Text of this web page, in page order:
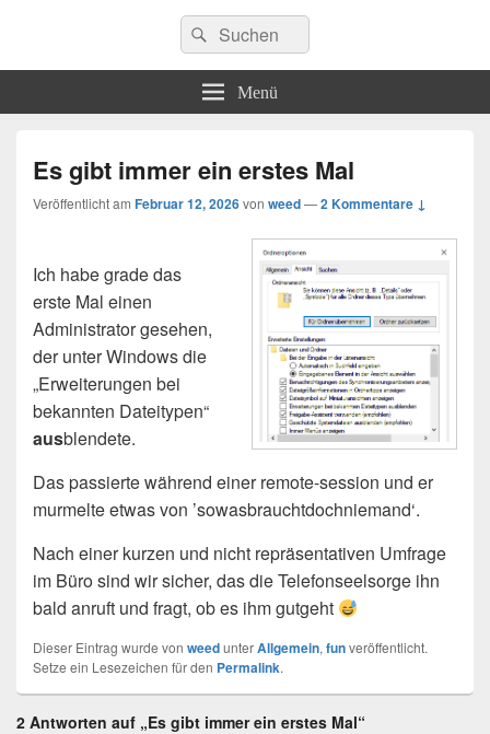
Suchen
nach:
Suchen
Menü
Es gibt immer ein erstes Mal
Veröffentlicht am Februar 12, 2026von weed—2 Kommentare ↓
Ich habe grade das
erste Mal einen
Administrator gesehen,
der unter Windows die
„Erweiterungen bei
bekannten Dateitypen“
ausblendete.
Das passierte während einer remote-session und er
murmelte etwas von ’sowasbrauchtdochniemand‘.
Nach einer kurzen und nicht repräsentativen Umfrage
im Büro sind wir sicher, das die Telefonseelsorge ihn
bald anruft und fragt, ob es ihm gutgeht
Dieser Eintrag wurde von weedunterAllgemein, funveröffentlicht.
Setze ein Lesezeichen für den Permalink.
2 Antworten auf „Es gibt immer ein erstes Mal“